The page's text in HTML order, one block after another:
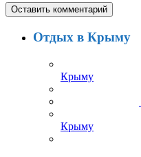
Отдых в Крыму
Крыму
Крыму